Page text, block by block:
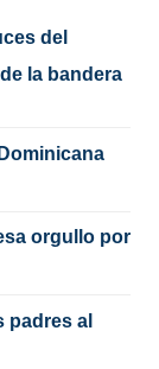
del
la bandera
orgullo por
padres al